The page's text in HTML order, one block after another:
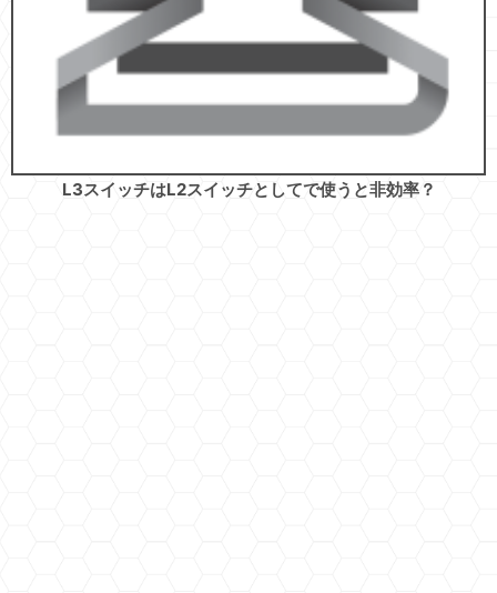
L3スイッチはL2スイッチとしてで使うと非効率？